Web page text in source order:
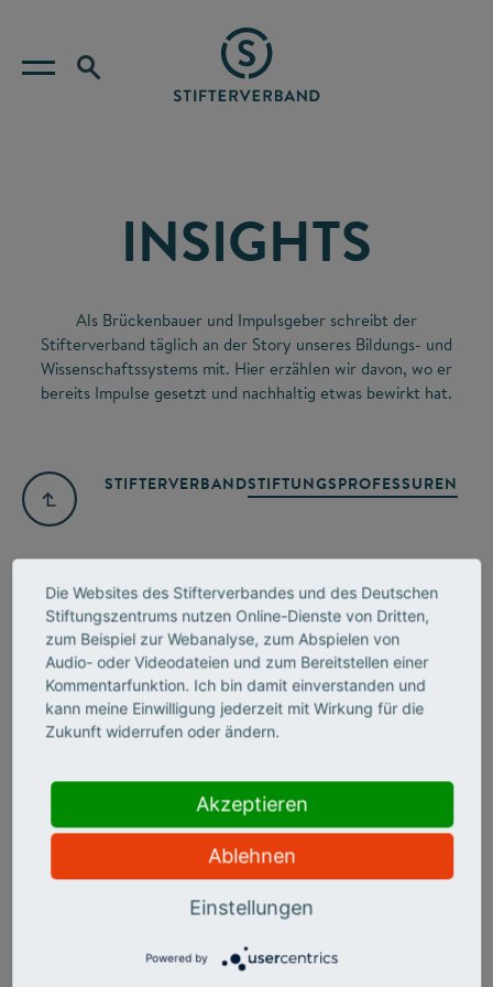
INSIGHTS
Als Brückenbauer und Impulsgeber schreibt der
Stifterverband täglich an der Story unseres Bildungs- und
Wissenschaftssystems mit. Hier erzählen wir davon, wo er
bereits Impulse gesetzt und nachhaltig etwas bewirkt hat.
STIFTERVERBANDSTIFTUNGSPROFESSUREN
INSIGHTS NEWSLETTER
BLEIBEN SIE IM BILDE UND
ABONNIEREN UNSEREN
Die Websites des Stifterverbandes und des Deutschen
Stiftungszentrums nutzen Online-Dienste von Dritten,
zum Beispiel zur Webanalyse, zum Abspielen von
Audio- oder Videodateien und zum Bereitstellen einer
Kommentarfunktion. Ich bin damit einverstanden und
kann meine Einwilligung jederzeit mit Wirkung für die
Zukunft widerrufen oder ändern.
Akzeptieren
Ablehnen
Einstellungen
Powered by